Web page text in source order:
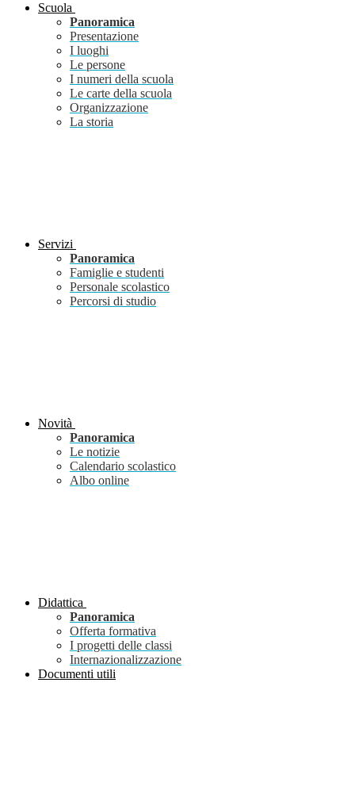
Scuola
Panoramica
Presentazione
I luoghi
Le persone
I numeri della scuola
Le carte della scuola
Organizzazione
La storia
Servizi
Panoramica
Famiglie e studenti
Personale scolastico
Percorsi di studio
Novità
Panoramica
Le notizie
Calendario scolastico
Albo online
Didattica
Panoramica
Offerta formativa
I progetti delle classi
Internazionalizzazione
Documenti utili